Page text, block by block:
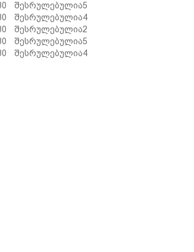
შესრულებულია5
შესრულებულია4
შესრულებულია2
შესრულებულია5
შესრულებულია4